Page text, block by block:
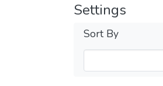
Settings
Sort By